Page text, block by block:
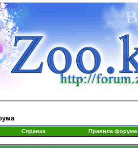
Справка Правила форума